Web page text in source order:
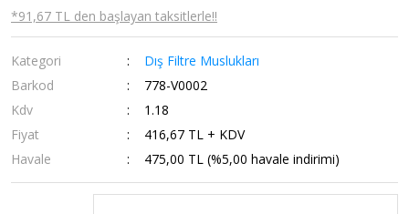
*91,67 TL den başlayan taksitlerle!!
Kategori
Dış Filtre Muslukları
Barkod
778-V0002
Kdv
1.18
Fiyat
416,67 TL + KDV
Havale
475,00 TL (%5,00 havale indirimi)